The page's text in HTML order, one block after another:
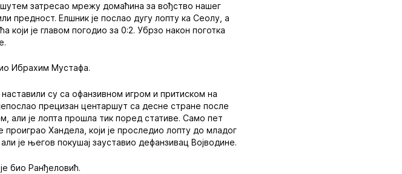
затресао мрежу домаћина за вођство нашег
предност. Елшник је послао дугу лопту ка Сеолу, а
је главом погодио за 0:2. Убрзо након поготка
Ибрахим Мустафа.
су са офанзивном игром и притиском на
прецизан центаршут са десне стране после
али је лопта прошла тик поред стативе. Само пет
Хандела, који је проследио лопту до младог
је његов покушај зауставио дефанзивац Војводине.
био Ранђеловић.